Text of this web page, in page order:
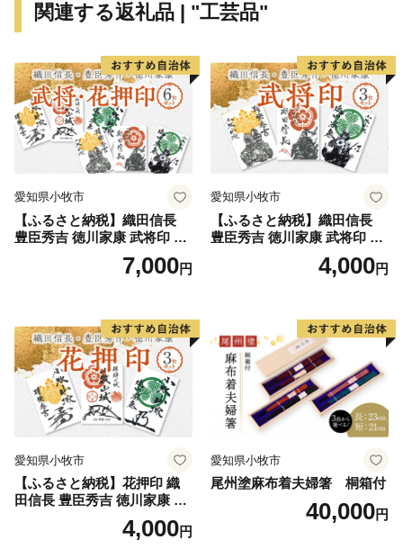
関連する返礼品 | "工芸品"
愛知県小牧市
【ふるさと納税】織田信長
豊臣秀吉 徳川家康 武将印 花
押印 6枚 セット イラスト 戦
国 武将 小牧山城 墨絵 龍画師
グッズ 愛知県 小牧市 お取り
寄せ 送料無料
7,000円
愛知県小牧市
【ふるさと納税】織田信長
豊臣秀吉 徳川家康 武将印 3
枚 セット イラスト 戦国 武将
小牧山城 墨絵 龍画師 書道ア
愛知県 小牧市 お取り寄せ 送
料無料
4,000円
愛知県小牧市
【ふるさと納税】花押印 織
田信長 豊臣秀吉 徳川家康 3
枚 セット 戦国 武将 小牧山城
墨絵 龍画師 書道アーティス
4,000円
愛知県小牧市
尾州塗麻布着夫婦箸 桐箱付
40,000円